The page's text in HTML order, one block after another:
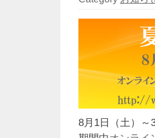
8月1日（土）～